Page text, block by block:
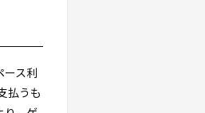
ース利
払うも